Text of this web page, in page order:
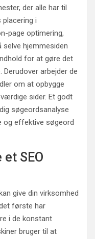
der alle har til
i
page optimering,
selve hjemmesiden
for at gøre det
arbejder de
om at opbygge
sider. Et godt
søgeordsanalyse
og effektive søgeord
SEO
give din virksomhed
første har
i de konstant
bruger til at